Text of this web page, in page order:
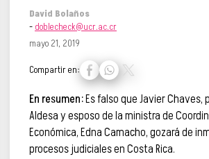
David Bolaños
- doblecheck@ucr.ac.cr
mayo 21, 2019
Compartir en:
En resumen:Es falso que Javier Chaves,
Aldesa y esposo de la ministra de
Económica, Edna Camacho, gozará de
procesos judiciales en Costa Rica.